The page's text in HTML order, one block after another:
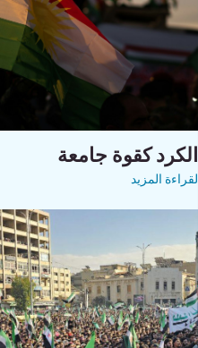
الكرد كقوة جامعة
لقراءة المزيد